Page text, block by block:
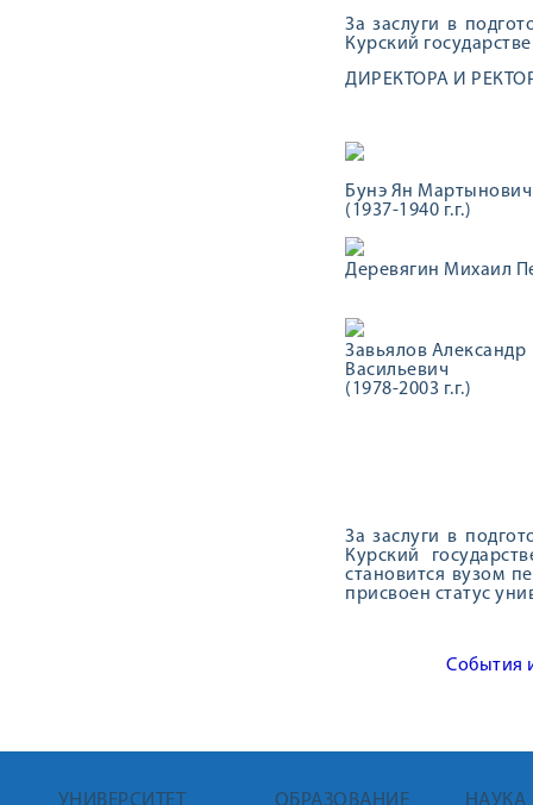
За заслуги в
Курский
ДИРЕКТОРА И
Бунэ Ян Мартынович
(1937-1940 г.г.)
Деревягин Михаил
Завьялов Александр
Васильевич
(1978-2003 г.г.)
За заслуги в
Курский
становится вузом
присвоен статус
События
УНИВЕРСИТЕТ ОБРАЗОВАНИЕ НАУКА